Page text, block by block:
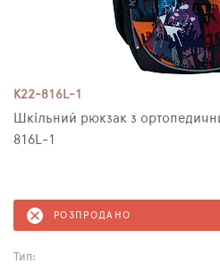
K22-816L-1
Шкільний рюкзак з
816L-1
РОЗПРОДАНО
Тип: